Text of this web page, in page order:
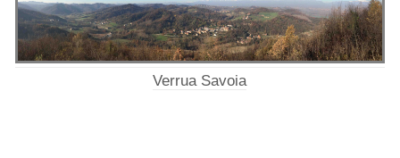
Verrua Savoia